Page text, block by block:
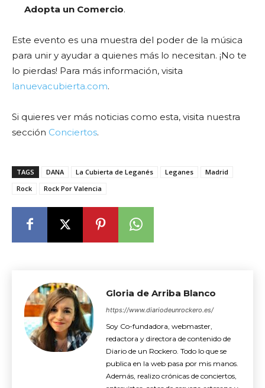
Adopta un Comercio.
Este evento es una muestra del poder de la música
para unir y ayudar a quienes más lo necesitan. ¡No te
lo pierdas! Para más información, visita
lanuevacubierta.com.
Si quieres ver más noticias como esta, visita nuestra
sección Conciertos.
TAGS DANA La Cubierta de Leganés Leganes
Madrid
Rock
Rock Por Valencia
Gloria de Arriba Blanco
https://www.diariodeunrockero.es/
Soy Co-fundadora, webmaster,
redactora y directora de contenido de
Diario de un Rockero. Todo lo que se
publica en la web pasa por mis manos.
Además, realizo crónicas de conciertos,